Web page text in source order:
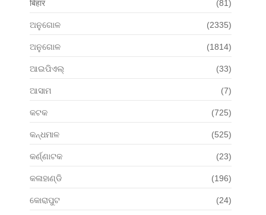
बिहार (81)
ଅନୁଗୋଳ (2335)
ଅନୁଗୋଳ (1814)
ଆଇପିଏଲ୍ (33)
ଆସାମ (7)
କଟକ (725)
କନ୍ଧମାଳ (525)
କର୍ଣ୍ଣାଟକ (23)
କଳାହାଣ୍ଡି (196)
କୋରାପୁଟ (24)